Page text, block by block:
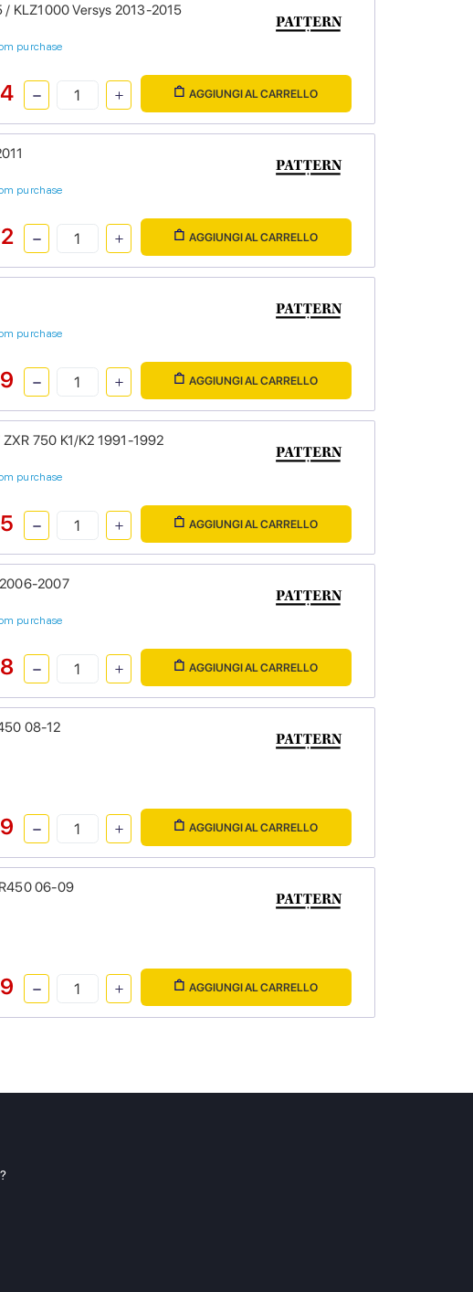
KLZ1000 Versys 2013-2015
purchase
AGGIUNGI AL CARRELLO
purchase
AGGIUNGI AL CARRELLO
purchase
AGGIUNGI AL CARRELLO
750 K1/K2 1991-1992
purchase
AGGIUNGI AL CARRELLO
2006-2007
purchase
AGGIUNGI AL CARRELLO
08-12
AGGIUNGI AL CARRELLO
06-09
AGGIUNGI AL CARRELLO